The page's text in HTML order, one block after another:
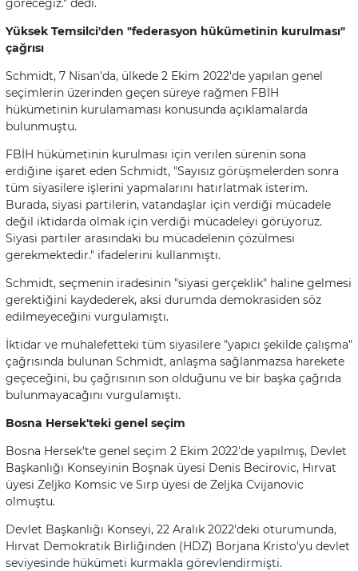
göreceğiz." dedi.
Yüksek Temsilci'den "federasyon hükümetinin kurulması"
çağrısı
Schmidt, 7 Nisan'da, ülkede 2 Ekim 2022'de yapılan genel
seçimlerin üzerinden geçen süreye rağmen FBİH
hükümetinin kurulamaması konusunda açıklamalarda
bulunmuştu.
FBİH hükümetinin kurulması için verilen sürenin sona
erdiğine işaret eden Schmidt, "Sayısız görüşmelerden sonra
tüm siyasilere işlerini yapmalarını hatırlatmak isterim.
Burada, siyasi partilerin, vatandaşlar için verdiği mücadele
değil iktidarda olmak için verdiği mücadeleyi görüyoruz.
Siyasi partiler arasındaki bu mücadelenin çözülmesi
gerekmektedir." ifadelerini kullanmıştı.
Schmidt, seçmenin iradesinin "siyasi gerçeklik" haline gelmesi
gerektiğini kaydederek, aksi durumda demokrasiden söz
edilmeyeceğini vurgulamıştı.
İktidar ve muhalefetteki tüm siyasilere "yapıcı şekilde çalışma"
çağrısında bulunan Schmidt, anlaşma sağlanmazsa harekete
geçeceğini, bu çağrısının son olduğunu ve bir başka çağrıda
bulunmayacağını vurgulamıştı.
Bosna Hersek'teki genel seçim
Bosna Hersek'te genel seçim 2 Ekim 2022'de yapılmış, Devlet
Başkanlığı Konseyinin Boşnak üyesi Denis Becirovic, Hırvat
üyesi Zeljko Komsic ve Sırp üyesi de Zeljka Cvijanovic
olmuştu.
Devlet Başkanlığı Konseyi, 22 Aralık 2022'deki oturumunda,
Hırvat Demokratik Birliğinden (HDZ) Borjana Kristo'yu devlet
seviyesinde hükümeti kurmakla görevlendirmişti.